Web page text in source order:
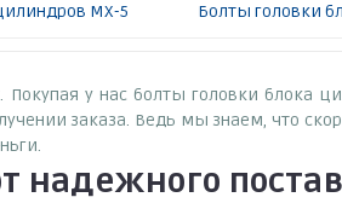
MX-5
Болты головки
Покупая у нас болты головки блока
заказа. Ведь мы знаем, что
надежного